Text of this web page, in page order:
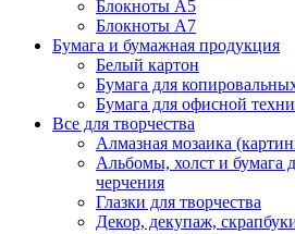
Блокноты А5
Блокноты А7
Бумага и бумажная продукция
Белый картон
Бумага для
Бумага для офисной
Все для творчества
Алмазная мозаика
Альбомы, холст и бумага
черчения
Глазки для творчества
Декор, декупаж,